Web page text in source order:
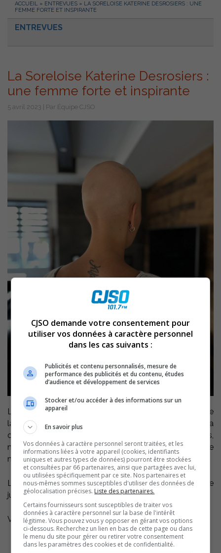
ACCUEIL » ENTREVUES » LA SORELOISE KATERINE DESROSIERS : UNE
FEMME FORTE ET INSPIRANTE
ENTREVUES
La Soreloise Katerine Desrosiers :
une femme forte et inspirante
5 avril 2023 | Par Équipe CJSO
L’ alopécieest le mot scientifique utilisé pour parler de
la perte de cheveux. La forme la plus courante est la
calvitie qui est surtout présente chez les hommes,
même si les femmes peuvent aussi en souffrir dans une
moindre mesure.
La jeune Soreloise, Katerine Desrosiers, doit vivre
justement avec une forme d’alopécie.
Voici son touchant témoignage.
CJSO demande votre consentement pour
utiliser vos données à caractère personnel
dans les cas suivants :
Publicités et contenu personnalisés, mesure de
performance des publicités et du contenu, études
d’audience et développement de services
Stocker et/ou accéder à des informations sur un
appareil
En savoir plus
Vos données à caractère personnel seront traitées, et les
informations liées à votre appareil (cookies, identifiants
uniques et autres types de données) pourront être stockées
et consultées par 66 partenaires, ainsi que partagées avec lui,
ou utilisées spécifiquement par ce site. Nos partenaires et
nous-mêmes sommes susceptibles d'utiliser des données de
géolocalisation précises. Liste des partenaires.
Certains fournisseurs sont susceptibles de traiter vos
données à caractère personnel sur la base de l'intérêt
légitime. Vous pouvez vous y opposer en gérant vos options
ci-dessous. Recherchez un lien en bas de cette page ou dans
le menu du site pour gérer ou retirer votre consentement
dans les paramètres des cookies et de confidentialité.